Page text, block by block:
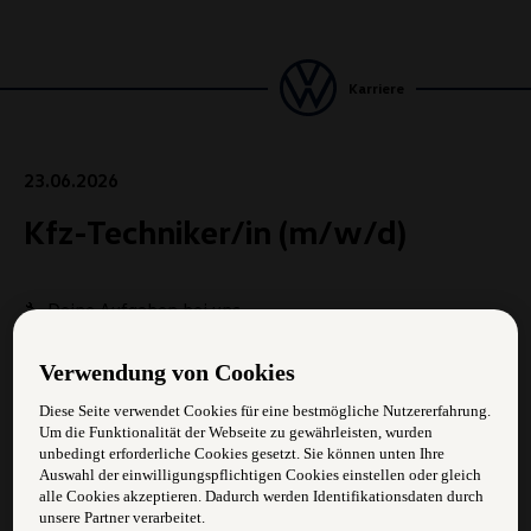
Karriere
23.06.2026
Kfz-Techniker/in (m/w/d)
🔧 Deine Aufgaben bei uns
Abarbeitung von Werkstattaufträgen
Durchführung von Reparaturen und Servicearbeiten
Diagnose- und Fehlersucharbeiten
🎯 Das bringst du mit
Verwendung von Cookies
Diese Seite verwendet Cookies für eine bestmögliche Nutzererfahrung.
Um die Funktionalität der Webseite zu gewährleisten, wurden
unbedingt erforderliche Cookies gesetzt. Sie können unten Ihre
Auswahl der einwilligungspflichtigen Cookies einstellen oder gleich
alle Cookies akzeptieren. Dadurch werden Identifikationsdaten durch
unsere Partner verarbeitet.